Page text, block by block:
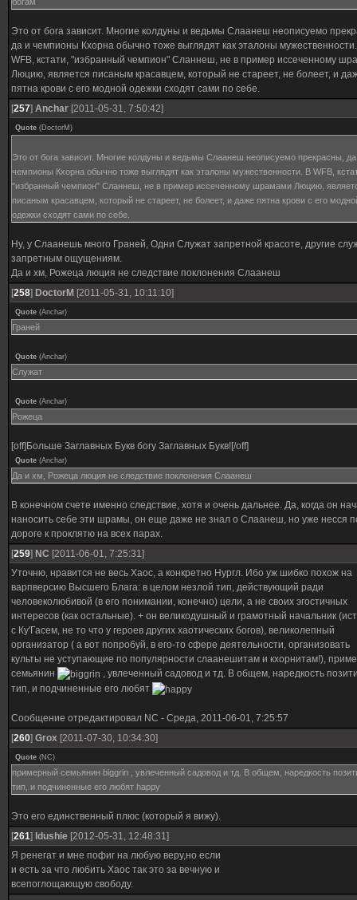
Это от бога зависит. Многие колдуны и ведьмы Слаанеш неописуемо
да и чемпионы Кхорна обычно тоже выглядят как эталоны
WFB, кстати, "избранный чемпион" Сланнеш, не в пример иссеченному
Люцию, является писаным красавцем, который не стареет, не болеет, и
пятна крови с его модной одежки сходят сами по себе.
[257] Anchar [2011-05-31, 7:50:42]
Quote (DoctorM )
Это от бога зависит. Многие колдуны и ведьмы Слаанеш неописуемо прекрасны,
чемпионы Кхорна обычно тоже выглядят как эталоны мужественности. В WFB,
"избранный чемпион" Сланнеш, не в пример иссеченному шрамами Люцию,
писаным красавцем, который не стареет, не болеет, и даже пятна крови с его
одежки сходят сами по себе.
Ну, у Слаанешь много Граней, Одни Служат запретной красоте, другие
запретным ощущениям.
Да и хм, Рожеца люция не следствие поклонения Слаанеш
[258] DoctorM [2011-05-31, 10:11:10]
Quote (Anchar)
Граней
Quote (Anchar)
Служат
Quote (Anchar)
Рожеца
[off]Больше Заглавных Букв богу Заглавных Букв![/off]
Quote (Anchar)
Да и хм, Рожеца люция не следствие поклонения Слаанеш
В конечном счете именно следствие, хотя и очень дальнее. Да, когда он
наносить себе эти шрамы, он еще даже не знал о Слаанеш, но уже несся
дороге к проклятю на всех парах.
[259] NC [2011-06-01, 7:25:31]
Уточню, нравится не весь Хаос, а конкретно Нургл. Ибо уж шибко похож на
варпверсию Высшего Блага: в целом незлой тип, действующий ради
человеколюбивой (в его понимании, конечно) цели, а не своих эгостичных
интересов (как остальные). + он великодушный и грамотный начальник
с Ку'Гасем, не то что у героев других хаотических богов), великолепный
организатор ( а вот попробуй, в его-то сфере деятельности, организовать
культы не уступающие по популярности слаанешитам и кхорнитам!),
семьянин
, увлеченный садовод и тд. В общем, наредкость
тип, и подчиненные его любят
Сообщение отредактировал NC - Среда, 2011-06-01, 7:25:57
[260] Grox [2011-07-30, 10:34:30]
Quote (NC)
примерный семьянин biggrin , увлеченный садовод и тд. В общем, наредкость
тип, и подчиненные его любят happy
Это его единственный плюс (который я вижу).
[261] Idushie [2012-05-31, 12:48:31]
Я ренегат и мне пофиг на любую веру,но если
и есть за что любить Хаос так это за вечную и
всепоглощающую свободу.